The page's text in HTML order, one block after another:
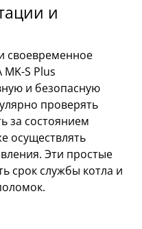
и
своевременное
S Plus
и безопасную
проверять
за состоянием
осуществлять
Эти простые
срок службы котла и